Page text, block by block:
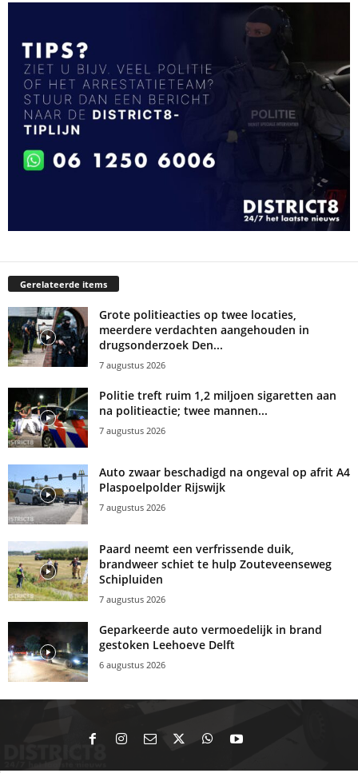
Gerelateerde items
Grote politieacties op twee locaties,
meerdere verdachten aangehouden in
drugsonderzoek Den...
7 augustus 2026
Politie treft ruim 1,2 miljoen sigaretten aan
na politieactie; twee mannen...
7 augustus 2026
Auto zwaar beschadigd na ongeval op afrit A4
Plaspoelpolder Rijswijk
7 augustus 2026
Paard neemt een verfrissende duik,
brandweer schiet te hulp Zouteveenseweg
Schipluiden
7 augustus 2026
Geparkeerde auto vermoedelijk in brand
gestoken Leehoeve Delft
6 augustus 2026